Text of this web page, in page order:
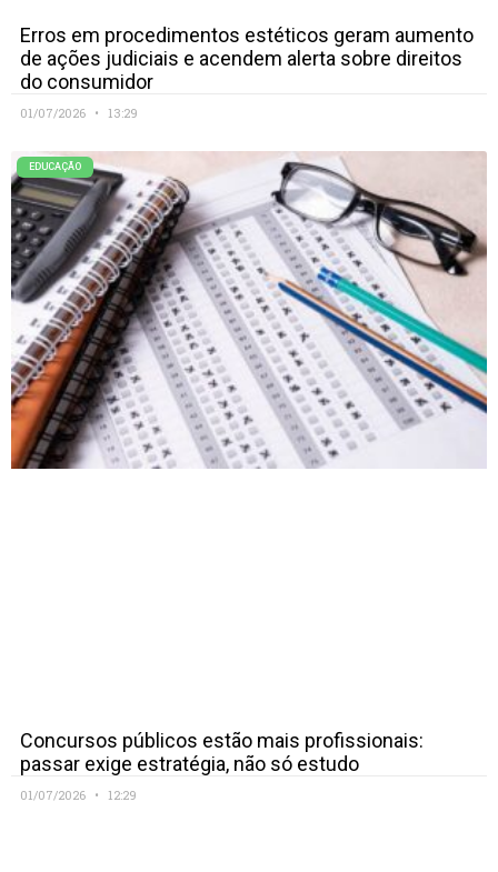
Erros em procedimentos estéticos geram aumento
de ações judiciais e acendem alerta sobre direitos
do consumidor
01/07/2026 13:29
EDUCAÇÃO
Concursos públicos estão mais profissionais:
passar exige estratégia, não só estudo
01/07/2026 12:29